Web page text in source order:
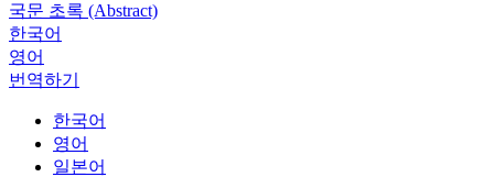
국문 초록 (Abstract)
한국어
영어
번역하기
한국어
영어
일본어